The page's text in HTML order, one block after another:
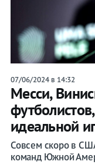
07/06/2024 в 14:32
Месси,
идеальной
Совсем скоро в
команд Южной